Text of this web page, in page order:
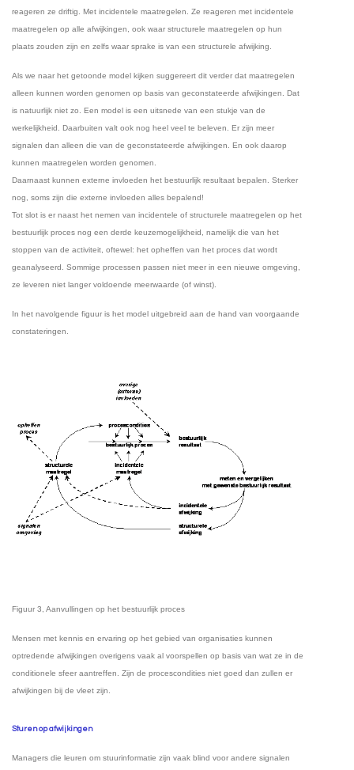
reageren ze driftig. Met incidentele maatregelen. Ze reageren met incidentele
maatregelen op alle afwijkingen, ook waar structurele maatregelen op hun
plaats zouden zijn en zelfs waar sprake is van een structurele afwijking.
Als we naar het getoonde model kijken suggereert dit verder dat maatregelen
alleen kunnen worden genomen op basis van geconstateerde afwijkingen. Dat
is natuurlijk niet zo. Een model is een uitsnede van een stukje van de
werkelijkheid. Daarbuiten valt ook nog heel veel te beleven. Er zijn meer
signalen dan alleen die van de geconstateerde afwijkingen. En ook daarop
kunnen maatregelen worden genomen.
Daarnaast kunnen externe invloeden het bestuurlijk resultaat bepalen. Sterker
nog, soms zijn die externe invloeden alles bepalend!
Tot slot is er naast het nemen van incidentele of structurele maatregelen op het
bestuurlijk proces nog een derde keuzemogelijkheid, namelijk die van het
stoppen van de activiteit, oftewel: het opheffen van het proces dat wordt
geanalyseerd. Sommige processen passen niet meer in een nieuwe omgeving,
ze leveren niet langer voldoende meerwaarde (of winst).
In het navolgende figuur is het model uitgebreid aan de hand van voorgaande
constateringen.
Figuur 3 , Aanvullingen op het bestuurlijk proces
Mensen met kennis en ervaring op het gebied van organisaties kunnen
optredende afwijkingen overigens vaak al voorspellen op basis van wat ze in de
conditionele sfeer aantreffen. Zijn de procescondities niet goed dan zullen er
afwijkingen bij de vleet zijn.
Sturen op afwijkingen
Managers die leuren om stuurinformatie zijn vaak blind voor andere signalen